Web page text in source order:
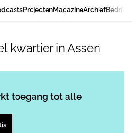
ProjectenMagazineArchief
kwartier in Assen
toegang tot alle